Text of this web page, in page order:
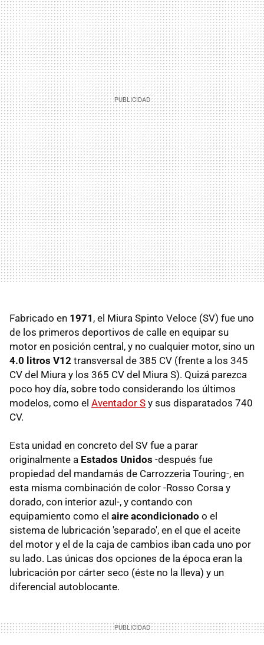
Fabricado en 1971 , el Miura Spinto Veloce (SV) fue uno
de los primeros deportivos de calle en equipar su
motor en posición central, y no cualquier motor, sino un
4.0 litros V12 transversal de 385 CV (frente a los 345
CV del Miura y los 365 CV del Miura S). Quizá parezca
poco hoy día, sobre todo considerando los últimos
modelos, como el Aventador S y sus disparatados 740
CV.
Esta unidad en concreto del SV fue a parar
originalmente a Estados Unidos -después fue
propiedad del mandamás de Carrozzeria Touring-, en
esta misma combinación de color -Rosso Corsa y
dorado, con interior azul-, y contando con
equipamiento como el aire acondicionado o el
sistema de lubricación 'separado', en el que el aceite
del motor y el de la caja de cambios iban cada uno por
su lado. Las únicas dos opciones de la época eran la
lubricación por cárter seco (éste no la lleva) y un
diferencial autoblocante.